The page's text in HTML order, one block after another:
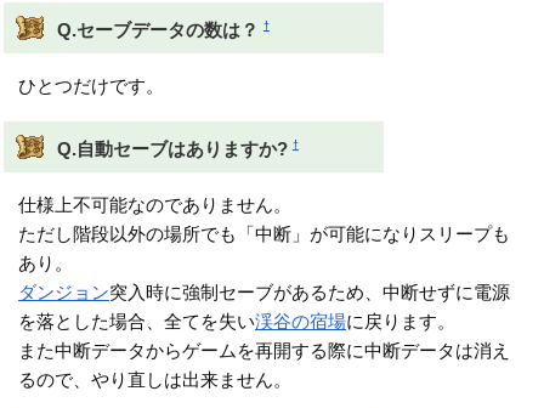
Q.セーブデータの数は？ †
ひとつだけです。
Q.自動セーブはありますか? †
仕様上不可能なのでありません。
ただし階段以外の場所でも「中断」が可能になりスリープも
あり。
ダンジョン突入時に強制セーブがあるため、中断せずに電源
を落とした場合、全てを失い渓谷の宿場に戻ります。
また中断データからゲームを再開する際に中断データは消え
るので、やり直しは出来ません。